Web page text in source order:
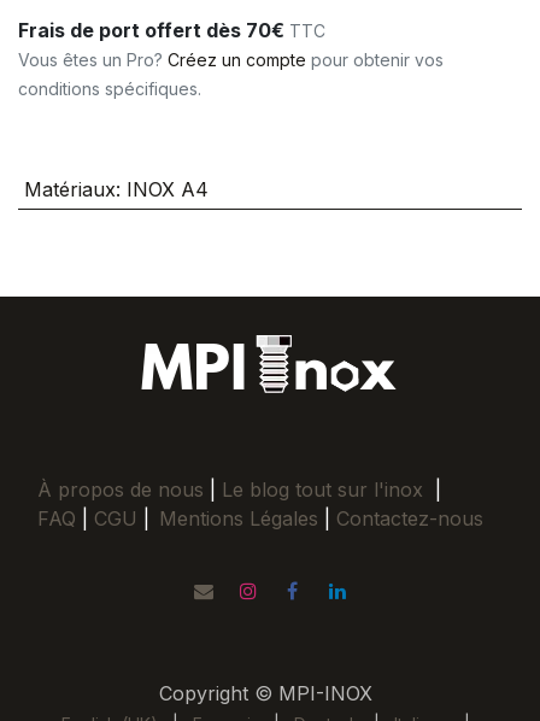
Frais de port offert dès 70€ TTC
Vous êtes un Pro? Créez un compte pour obtenir vos
conditions spécifiques.
Matériaux: INOX A4
À propos de nous Le blog tout sur l'inox
FAQ
CGU Mentions Légales Contactez-nous
Copyright © MPI-INOX